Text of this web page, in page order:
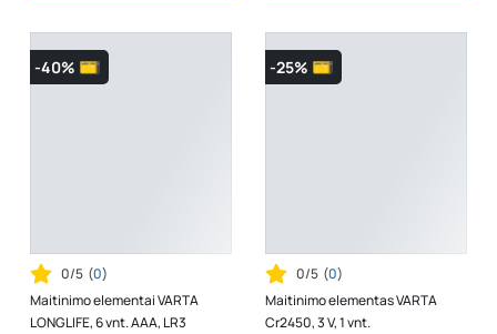
-40%
0/5 (0)
Maitinimo elementai VARTA
LONGLIFE, 6 vnt. AAA, LR3
-25%
0/5 (0)
Maitinimo elementas VARTA
Cr2450, 3 V, 1 vnt.